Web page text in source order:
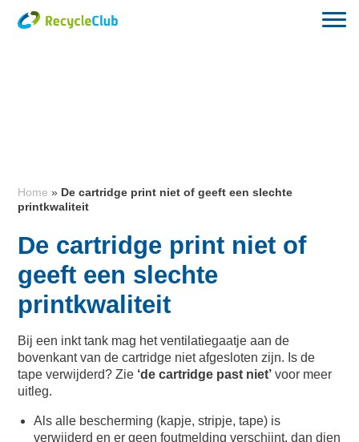
Home » De cartridge print niet of geeft een slechte
printkwaliteit
De cartridge print niet of
geeft een slechte
printkwaliteit
Bij een inkt tank mag het ventilatiegaatje aan de
bovenkant van de cartridge niet afgesloten zijn. Is de
tape verwijderd? Zie ‘de cartridge past niet’ voor meer
uitleg.
Als alle bescherming (kapje, stripje, tape) is
verwijderd en er geen foutmelding verschijnt, dan dien